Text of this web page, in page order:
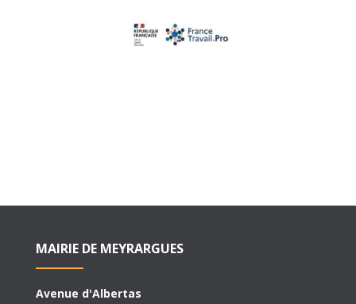
MAIRIE DE MEYRARGUES
Avenue d'Albertas